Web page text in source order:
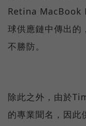
Retina MacBook
球供應鏈中傳出的
不勝防。
除此之外，由於
的專業聞名，因此